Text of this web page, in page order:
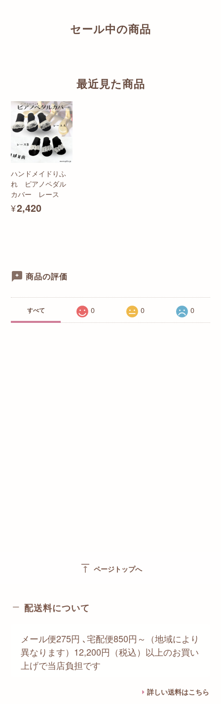
セール中の商品
最近見た商品
ハンドメイドりふ
れ ピアノペダル
カバー レース
¥2,420
商品の評価
すべて 0 0 0
vertical_align_top ページトップへ
配送料について
メール便275円 ､宅配便850円～（地域により
異なります）12,200円（税込）以上のお買い
上げで当店負担です
詳しい送料はこちら